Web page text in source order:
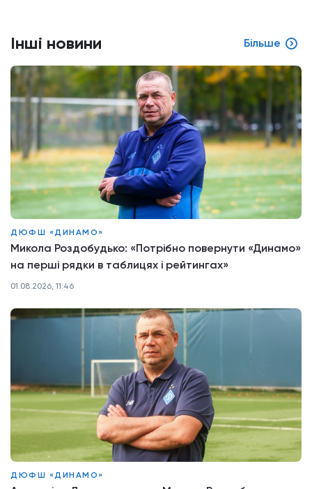
Інші новини Більше
ДЮФШ «ДИНАМО»
Микола Роздобудько: «Потрібно повернути «Динамо»
на перші рядки в таблицях і рейтингах»
01.08.2026, 11:46
ДЮФШ «ДИНАМО»